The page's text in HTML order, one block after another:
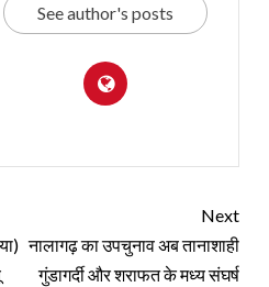
See author's posts
Next
नालागढ़ का उपचुनाव अब तानाशाही
गुंडागर्दी और शराफत के मध्य संघर्ष